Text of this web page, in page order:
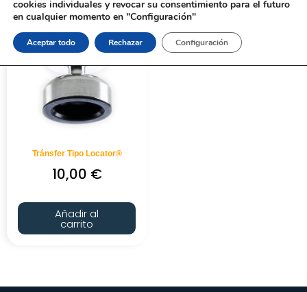
Tránsfer Tipo Locator®
10,00 €
Añadir al
carrito
cookies individuales y revocar su consentimiento para el futuro
en cualquier momento en "Configuración"
Aceptar todo Rechazar Configuración